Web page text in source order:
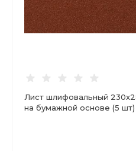
Лист шлифовальный
на бумажной основе (5